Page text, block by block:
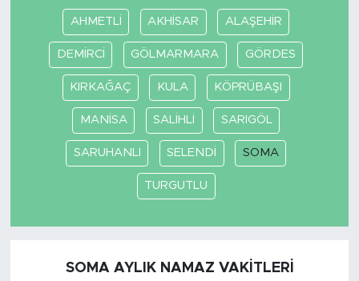
AHMETLİ AKHİSAR ALAŞEHİR
DEMİRCİ GÖLMARMARA GÖRDES
KIRKAĞAÇ KULA KÖPRÜBAŞI
MANİSA SALİHLİ SARIGÖL
SARUHANLI SELENDİ SOMA
TURGUTLU
SOMA AYLIK NAMAZ VAKITLERI